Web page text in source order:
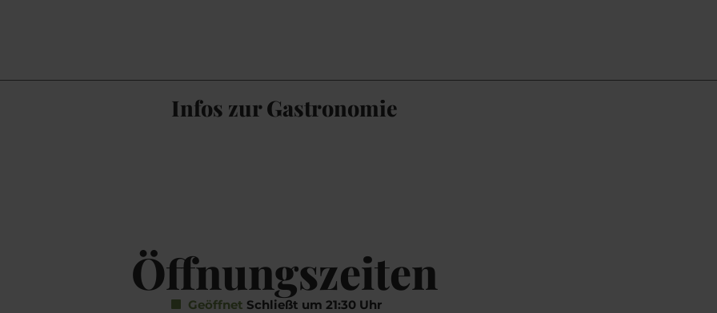
Infos zur Gastronomie
Öffnungszeiten
Geöffnet Schließt um 21:30 Uhr